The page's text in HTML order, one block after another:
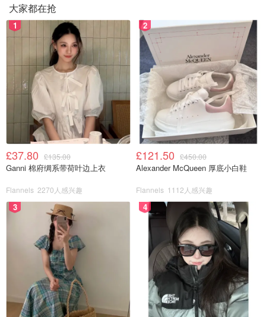
大家都在抢
1
£37.80 £135.00
Ganni 棉府绸系带荷叶边上衣
Flannels 2270人感兴趣
2
£121.50 £450.00
Alexander McQueen 厚底小白鞋
Flannels 1112人感兴趣
3 4